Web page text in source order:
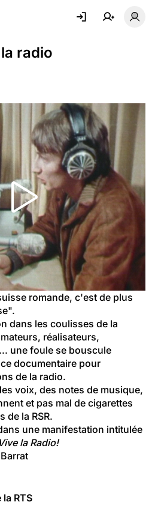
radio
romande, c'est de plus
dans les coulisses de la
réalisateurs,
une foule se bouscule
documentaire pour
de la radio.
voix, des notes de musique,
et pas mal de cigarettes
de la RSR.
une manifestation intitulée
la Radio!
RTS